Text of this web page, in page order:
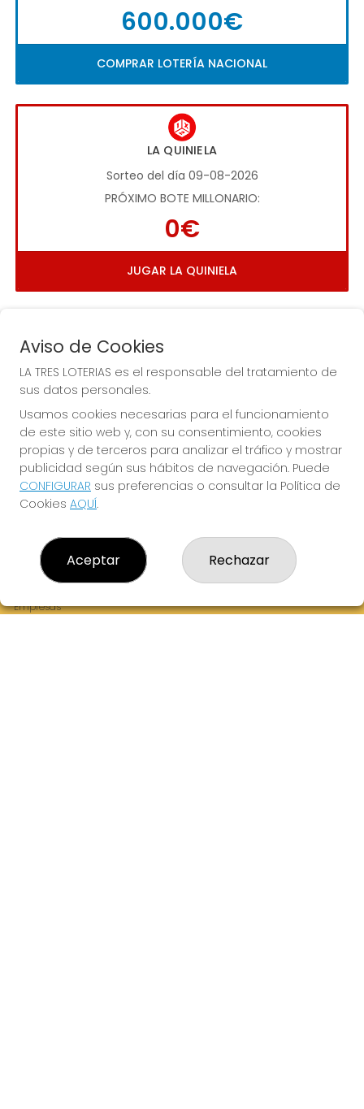
600.000€
COMPRAR LOTERÍA NACIONAL
LA QUINIELA
Sorteo del día 09-08-2026
PRÓXIMO BOTE MILLONARIO:
0€
JUGAR LA QUINIELA
¡La Tres Loterias te desea Mucha Suerte!
¿Quiénes somos?
Comprar lotería
Resultados
Empresas
Aviso de Cookies
LA TRES LOTERIAS es el responsable del tratamiento de
sus datos personales.
Usamos cookies necesarias para el funcionamiento
de este sitio web y, con su consentimiento, cookies
propias y de terceros para analizar el tráfico y mostrar
publicidad según sus hábitos de navegación. Puede
CONFIGURAR sus preferencias o consultar la Política de
Cookies AQUÍ.
Aceptar Rechazar